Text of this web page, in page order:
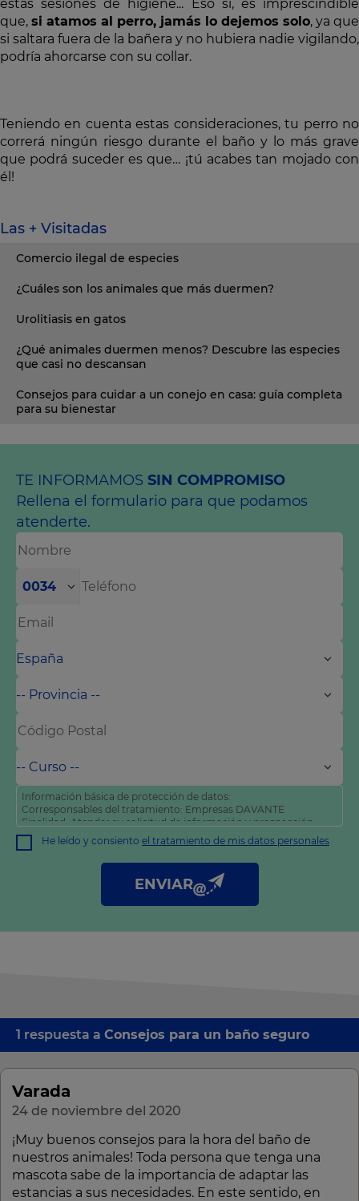
estas sesiones de higiene... Eso sí, es imprescindible
que, si atamos al perro, jamás lo dejemos solo, ya que
si saltara fuera de la bañera y no hubiera nadie vigilando,
podría ahorcarse con su collar.
Teniendo en cuenta estas consideraciones, tu perro no
correrá ningún riesgo durante el baño y lo más grave
que podrá suceder es que… ¡tú acabes tan mojado con
él!
Las + Visitadas
Comercio ilegal de especies
¿Cuáles son los animales que más duermen?
Urolitiasis en gatos
¿Qué animales duermen menos? Descubre las especies
que casi no descansan
Consejos para cuidar a un conejo en casa: guía completa
para su bienestar
TE INFORMAMOS SIN COMPROMISO
Rellena el formulario para que podamos
atenderte.
0034
Información básica de protección de datos:
Corresponsables del tratamiento: Empresas DAVANTE
Finalidad: Atender su solicitud de información y prospección
comercial
Derechos: Puede acceder, rectificar y suprimir sus datos, así
como otros derechos tal y como se explica en nuestra
He leído y consiento el tratamiento de mis datos personales
ENVIAR
1 respuesta a Consejos para un baño seguro
Varada
24 de noviembre del 2020
¡Muy buenos consejos para la hora del baño de
nuestros animales! Toda persona que tenga una
mascota sabe de la importancia de adaptar las
estancias a sus necesidades. En este sentido, en